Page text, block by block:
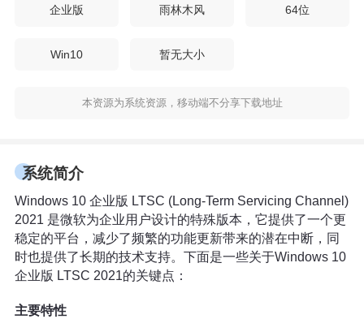
企业版 雨林木风 64位
Win10 暂无大小
本资源为系统资源，移动端不分享下载地址
系统简介
Windows 10 企业版 LTSC (Long-Term Servicing Channel)
2021 是微软为企业用户设计的特殊版本，它提供了一个更
稳定的平台，减少了频繁的功能更新带来的潜在中断，同
时也提供了长期的技术支持。下面是一些关于Windows 10
企业版 LTSC 2021的关键点：
主要特性